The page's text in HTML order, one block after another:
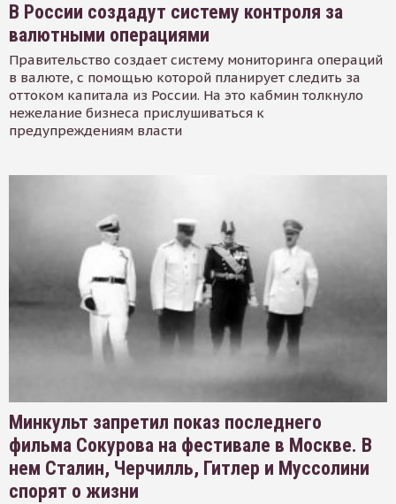
В России создадут систему контроля за
валютными операциями
Правительство создает систему мониторинга операций
в валюте, с помощью которой планирует следить за
оттоком капитала из России. На это кабмин толкнуло
нежелание бизнеса прислушиваться к
предупреждениям власти
Минкульт запретил показ последнего
фильма Сокурова на фестивале в Москве. В
нем Сталин, Черчилль, Гитлер и Муссолини
спорят о жизни